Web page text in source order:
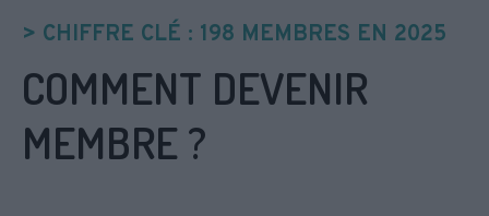
> CHIFFRE CLÉ : 198 MEMBRES EN 2025
COMMENT DEVENIR
MEMBRE ?